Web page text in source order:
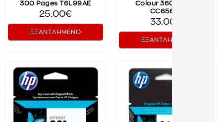
300 Pages T6L99AE
25.00€
ΕΞΑΝΤΛΗΜΕΝΟ
Colour 360 Pages
CC656AE
33.00€
ΕΞΑΝΤΛΗΜΕΝΟ